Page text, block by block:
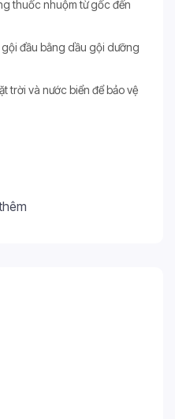
thuốc nhuộm từ gốc đến
đầu bằng dầu gội dưỡng
trời và nước biển để bảo vệ